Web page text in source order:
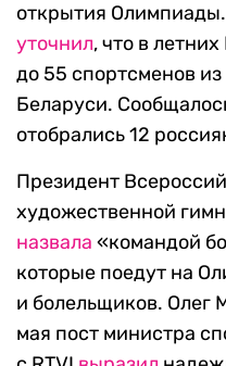
открытия
уточнил, что в
до 55 спортсменов
Беларуси.
отобрались 12
Президент
художественной
назвала «командой
которые поедут на
и болельщиков. Олег
мая пост министра